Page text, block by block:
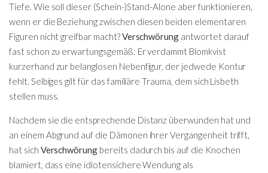
Tiefe. Wie soll dieser (Schein-)Stand-Alone aber funktionieren,
wenn er die Beziehung zwischen diesen beiden elementaren
Figuren nicht greifbar macht?Verschwörung antwortet darauf
fast schon zu erwartungsgemäß: Er verdammt Blomkvist
kurzerhand zur belanglosen Nebenfigur, der jedwede Kontur
fehlt. Selbiges gilt für das familiäre Trauma, dem sich Lisbeth
stellen muss.
Nachdem sie die entsprechende Distanz überwunden hat und
an einem Abgrund auf die Dämonen ihrer Vergangenheit trifft,
hat sich Verschwörung bereits dadurch bis auf die Knochen
blamiert, dass eine idiotensichere Wendung als